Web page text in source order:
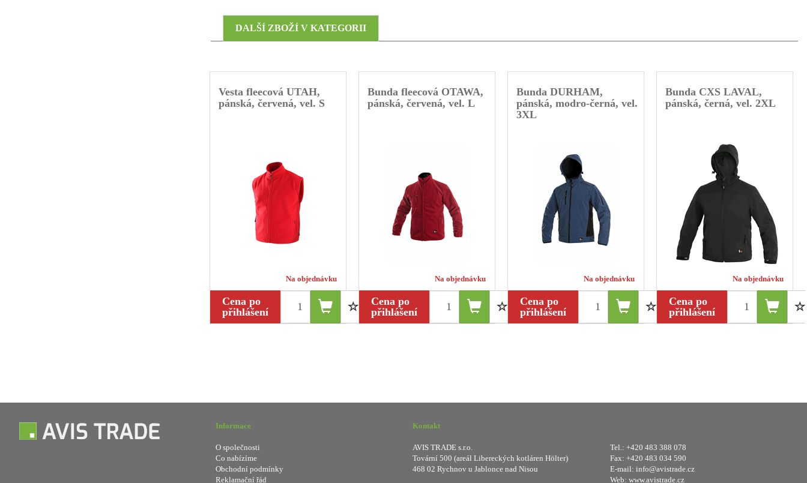
DALŠÍ ZBOŽÍ V KATEGORII
Vesta fleecová UTAH,
pánská, červená, vel. S
Na objednávku
Cena po
přihlášení
Bunda fleecová OTAWA,
pánská, červená, vel. L
Na objednávku
Cena po
přihlášení
Bunda DURHAM,
pánská, modro-černá, vel.
3XL
Na objednávku
Cena po
přihlášení
Bunda CXS LAVAL,
pánská, černá, vel. 2XL
Na objednávku
Cena po
přihlášení
Informace
O společnosti
Co nabízíme
Obchodní podmínky
Reklamační řád
Kontakt
AVIS TRADE s.r.o.
Tovární 500 (areál Libereckých kotláren Hölter)
468 02 Rychnov u Jablonce nad Nisou
Tel.: +420 483 388 078
Fax: +420 483 034 590
E-mail: info@avistrade.cz
Web: www.avistrade.cz